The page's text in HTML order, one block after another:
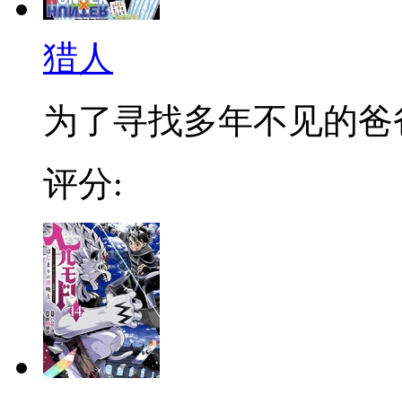
猎人
为了寻找多年不见的爸
评分: